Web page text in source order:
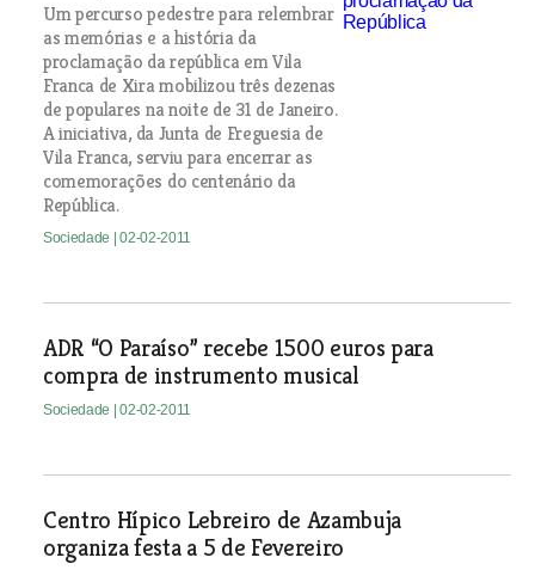
Um percurso pedestre para relembrar
as memórias e a história da
proclamação da república em Vila
Franca de Xira mobilizou três dezenas
de populares na noite de 31 de Janeiro.
A iniciativa, da Junta de Freguesia de
Vila Franca, serviu para encerrar as
comemorações do centenário da
República.
Sociedade | 02-02-2011
ADR “O Paraíso” recebe 1500 euros para
compra de instrumento musical
Sociedade | 02-02-2011
Centro Hípico Lebreiro de Azambuja
organiza festa a 5 de Fevereiro